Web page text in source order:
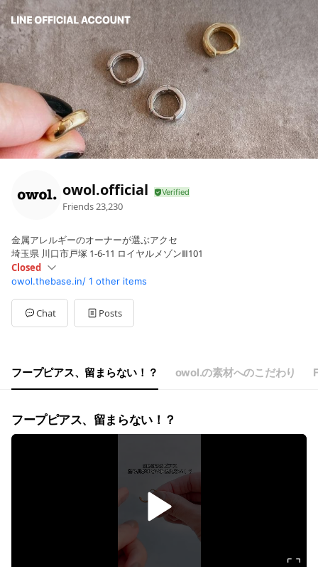
owol.official
Friends23,230
金属アレルギーのオーナーが選ぶアクセ
埼玉県 川口市戸塚 1-6-11 ロイヤルメゾンⅢ101
Closed
SunClosed
Mon10:00 - 18:00
Tue10:00 - 18:00
Wed10:00 - 18:00
Closed
定休日 : 土日祝日
owol.thebase.in/ 1 other items
Chat Posts
フープピアス、留まらない！？ owol.の素材へのこだわり
フープピアス、留まらない！？
v